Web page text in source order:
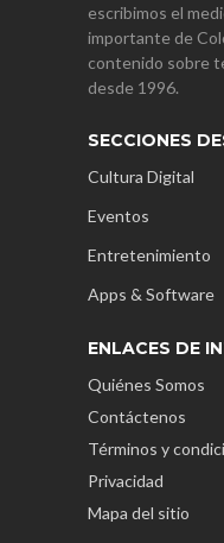
escribimos el
importante de
contenido sobre
desde 1996.
SECCIONES
Cultura Digital
Eventos
Entretenimiento
Apps & Software
ENLACES DE
Quiénes Somos
Contáctenos
Términos y
Privacidad
Mapa del sitio